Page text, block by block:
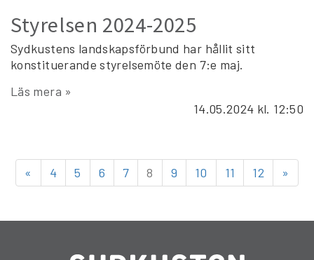
Styrelsen 2024-2025
Sydkustens landskapsförbund har hållit sitt
konstituerande styrelsemöte den 7:e maj.
Läs mera »
14.05.2024 kl. 12:50
« 4 5 6 7 8 9 10 11 12 »